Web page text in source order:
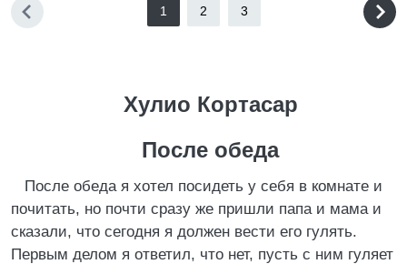
1 2 3
Хулио Кортасар
После обеда
После обеда я хотел посидеть у себя в комнате и
почитать, но почти сразу же пришли папа и мама и
сказали, что сегодня я должен вести его гулять.
Первым делом я ответил, что нет, пусть с ним гуляет